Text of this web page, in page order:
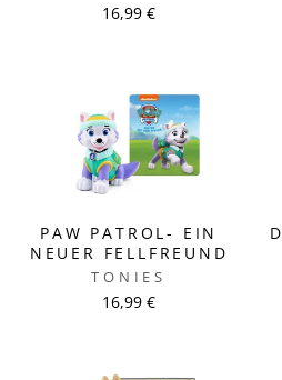
16,99 €
PAW PATROL- EIN
NEUER FELLFREUND
TONIES
16,99 €